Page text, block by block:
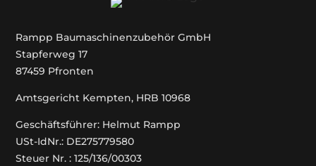
Rampp Baumaschinenzubehör GmbH
Stapferweg 17
87459 Pfronten
Amtsgericht Kempten, HRB 10968
Geschäftsführer: Helmut Rampp
USt-IdNr.: DE275779580
Steuer Nr. : 125/136/00303